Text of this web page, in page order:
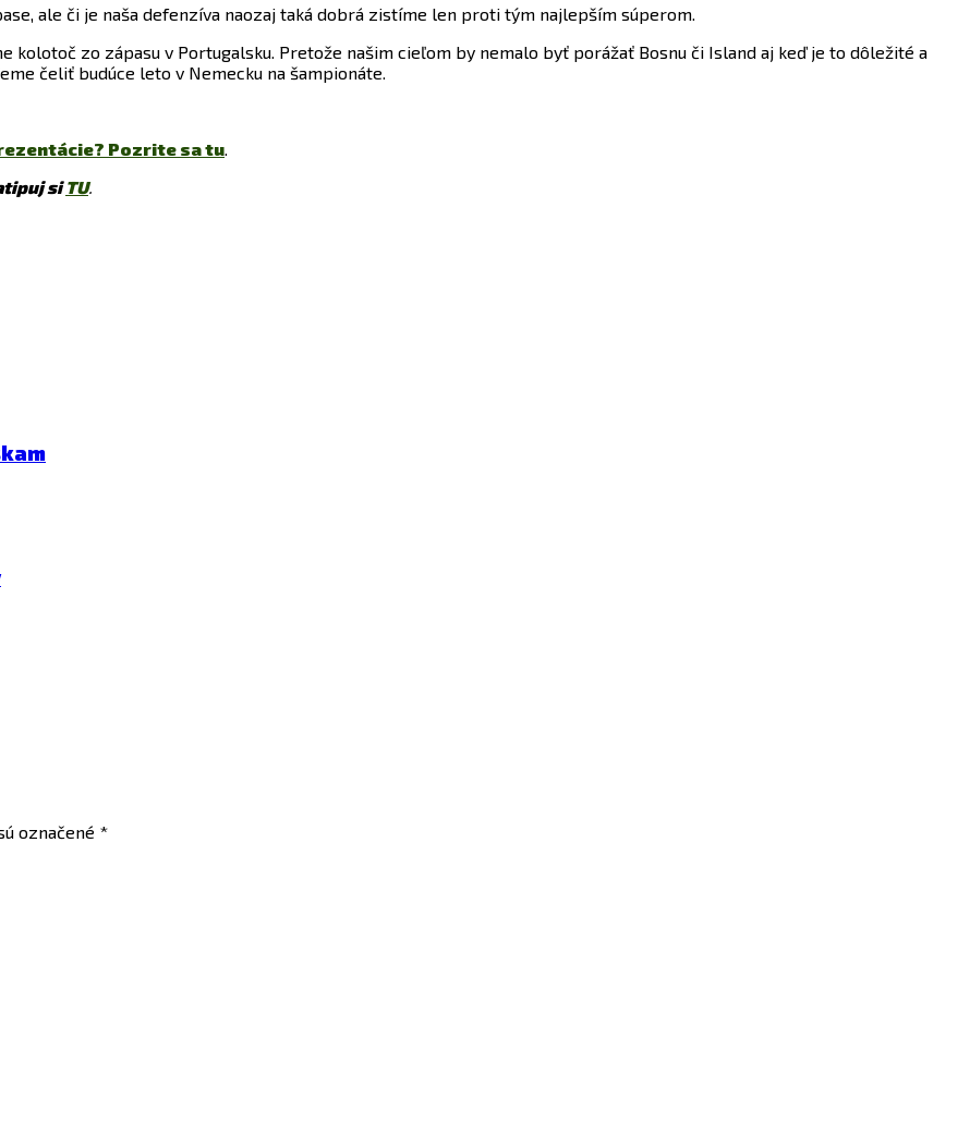
ale či je naša defenzíva naozaj taká dobrá zistíme len proti tým najlepším súperom.
kolotoč zo zápasu v Portugalsku. Pretože našim cieľom by nemalo byť porážať Bosnu či Island aj keď je to dôležité a
čeliť budúce leto v Nemecku na šampionáte.
Pozrite sa tu.
siTU.
označené *